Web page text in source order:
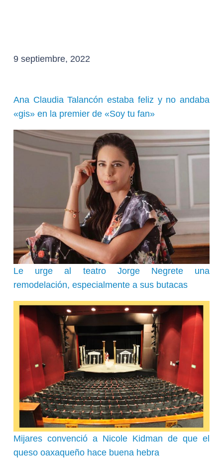
9 septiembre, 2022
Ana Claudia Talancón estaba feliz y no andaba
«gis» en la premier de «Soy tu fan»
Le urge al teatro Jorge Negrete una
remodelación, especialmente a sus butacas
Mijares convenció a Nicole Kidman de que el
queso oaxaqueño hace buena hebra